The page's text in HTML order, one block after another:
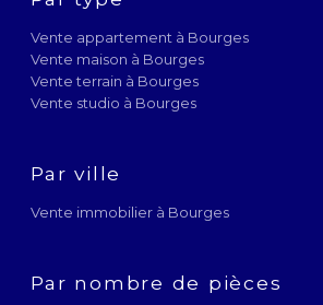
Vente appartement à Bourges
Vente maison à Bourges
Vente terrain à Bourges
Vente studio à Bourges
Par ville
Vente immobilier à Bourges
Par nombre de pièces